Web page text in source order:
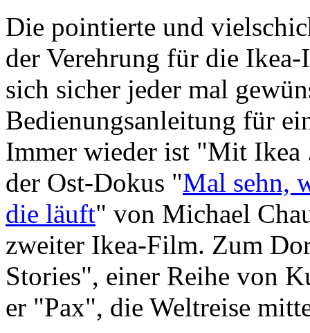
Die pointierte und
der Verehrung für die
sich sicher jeder mal
Bedienungsanleitung für
Immer wieder ist "Mit Ikea
der Ost-Dokus "Mal sehn,
die läuft" von Michael
zweiter Ikea-Film. Zum
Stories", einer Reihe von
er "Pax", die Weltreise